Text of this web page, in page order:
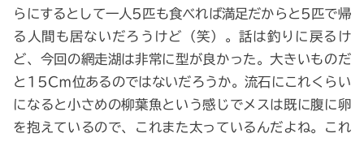
らにするとして一人5匹も食べれば満足だからと5匹で帰
る人間も居ないだろうけど（笑）。話は釣りに戻るけ
ど、今回の網走湖は非常に型が良かった。大きいものだ
と15Cｍ位あるのではないだろうか。流石にこれくらい
になると小さめの柳葉魚という感じでメスは既に腹に卵
を抱えているので、これまた太っているんだよね。これ